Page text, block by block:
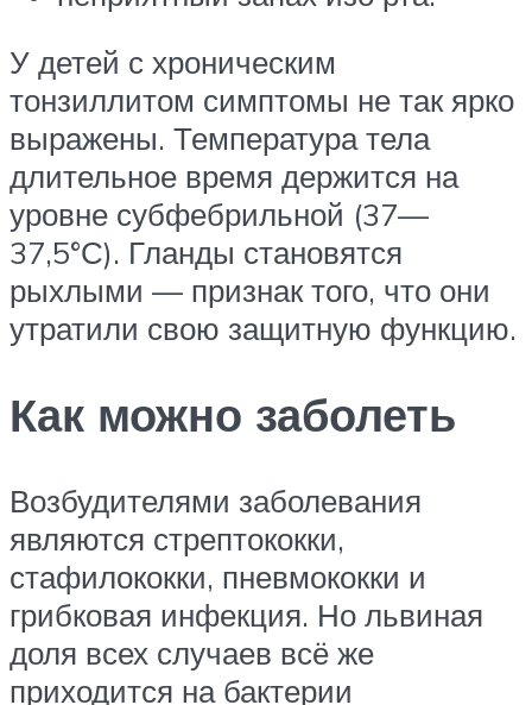
У детей с хроническим
тонзиллитом симптомы не так ярко
выражены. Температура тела
длительное время держится на
уровне субфебрильной (37—
37,5°С). Гланды становятся
рыхлыми — признак того, что они
утратили свою защитную функцию.
Как можно заболеть
Возбудителями заболевания
являются стрептококки,
стафилококки, пневмококки и
грибковая инфекция. Но львиная
доля всех случаев всё же
приходится на бактерии